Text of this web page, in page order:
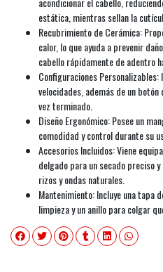
estática, mientras sellan la
Recubrimiento de Cerámica:
calor, lo que ayuda a prevenir
cabello rápidamente de adentro
Configuraciones
velocidades, además de un
vez terminado.
Diseño Ergonómico: Posee un
comodidad y control durante su
Accesorios Incluidos: Viene
delgado para un secado preciso
rizos y ondas naturales.
Mantenimiento: Incluye una
limpieza y un anillo para colgar